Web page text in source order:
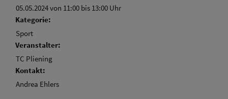
05.05.2024 von 11:00 bis 13:00 Uhr
Kategorie:
Sport
Veranstalter:
TC Pliening
Kontakt:
Andrea Ehlers